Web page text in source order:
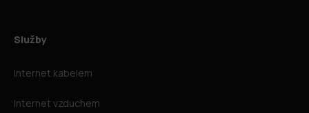
Služby
Internet kabelem
Internet vzduchem